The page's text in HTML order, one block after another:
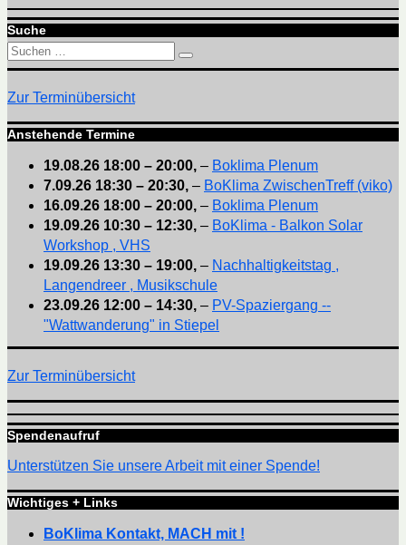
Suche
Suchen
nach:
Suchen
Zur Terminübersicht
Anstehende Termine
19.08.26 18:00 – 20:00, – Boklima Plenum
7.09.26 18:30 – 20:30, – BoKlima ZwischenTreff (viko)
16.09.26 18:00 – 20:00, – Boklima Plenum
19.09.26 10:30 – 12:30, – BoKlima - Balkon Solar
Workshop , VHS
19.09.26 13:30 – 19:00, – Nachhaltigkeitstag ,
Langendreer , Musikschule
23.09.26 12:00 – 14:30, – PV-Spaziergang --
"Wattwanderung" in Stiepel
Zur Terminübersicht
Spendenaufruf
Unterstützen Sie unsere Arbeit mit einer Spende!
Wichtiges + Links
BoKlima Kontakt, MACH mit !